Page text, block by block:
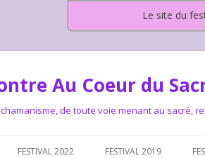
Le site du
Au Coeur du
de toute voie menant au sacré,
FESTIVAL 2022 FESTIVAL 2019